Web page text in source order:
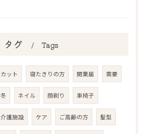
タグ Tags
カット 寝たきりの方 開業届 需要
冬 ネイル 顔剃り 車椅子
介護施設 ケア ご高齢の方 髪型